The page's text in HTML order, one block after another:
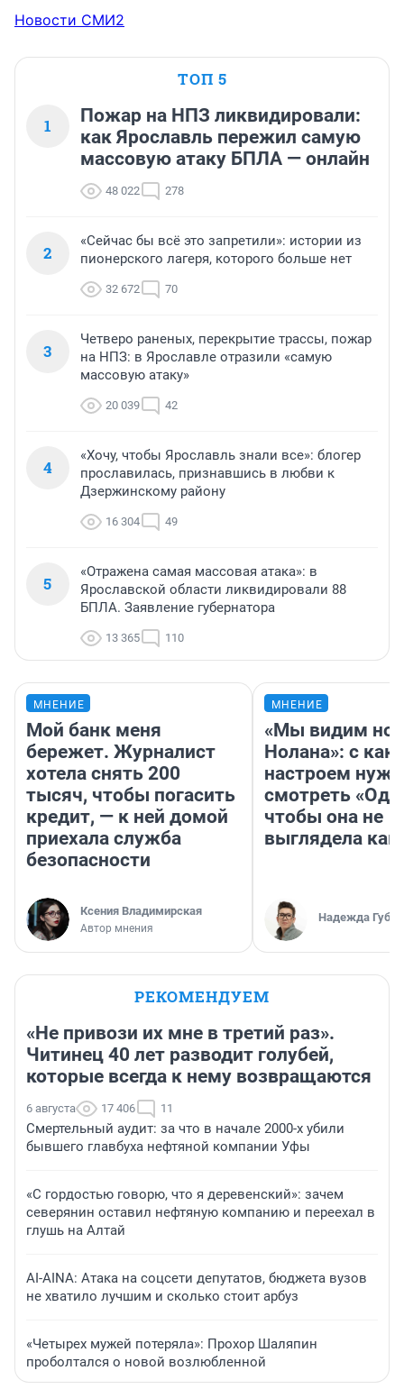
Новости СМИ2
ТОП 5
1
Пожар на НПЗ ликвидировали:
как Ярославль пережил самую
массовую атаку БПЛА — онлайн
48 022 278
2
«Сейчас бы всё это запретили»: истории из
пионерского лагеря, которого больше нет
32 672 70
3
Четверо раненых, перекрытие трассы, пожар
на НПЗ: в Ярославле отразили «самую
массовую атаку»
20 039 42
4
«Хочу, чтобы Ярославль знали все»: блогер
прославилась, признавшись в любви к
Дзержинскому району
16 304 49
5
«Отражена самая массовая атака»: в
Ярославской области ликвидировали 88
БПЛА. Заявление губернатора
13 365 110
МНЕНИЕ
Мой банк меня
бережет. Журналист
хотела снять 200
тысяч, чтобы погасить
кредит, — к ней домой
приехала служба
безопасности
Ксения Владимирская
Автор мнения
МНЕНИЕ
«Мы видим
Нолана»: с
настроем
смотреть
чтобы она не
выглядела как
Надежда
РЕКОМЕНДУЕМ
«Не привози их мне в третий раз».
Читинец 40 лет разводит голубей,
которые всегда к нему возвращаются
6 августа 17 406 11
Смертельный аудит: за что в начале 2000-х убили
бывшего главбуха нефтяной компании Уфы
«С гордостью говорю, что я деревенский»: зачем
северянин оставил нефтяную компанию и переехал в
глушь на Алтай
AI-AINA: Атака на соцсети депутатов, бюджета вузов
не хватило лучшим и сколько стоит арбуз
«Четырех мужей потеряла»: Прохор Шаляпин
проболтался о новой возлюбленной